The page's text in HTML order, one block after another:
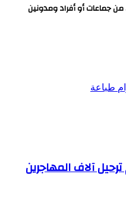
جماعات أو أفراد ومدونين
طباعة
آلاف المهاجرين